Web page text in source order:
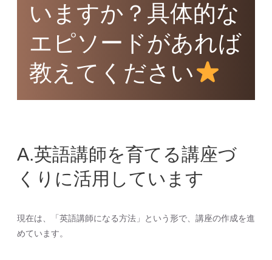
いますか？具体的な
エピソードがあれば
教えてください
A.英語講師を育てる講座づ
くりに活用しています
現在は、「英語講師になる方法」という形で、講座の作成を進
めています。